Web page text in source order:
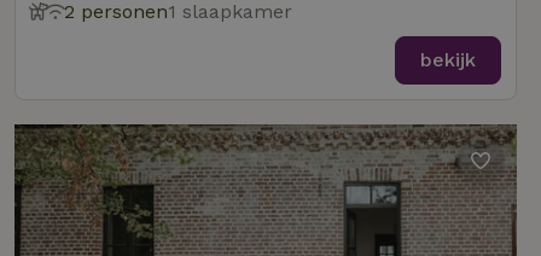
2 personen1 slaapkamer
bekijk